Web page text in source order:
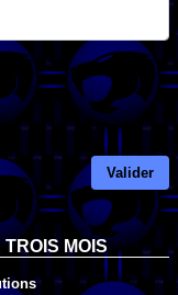
Valider
MOIS